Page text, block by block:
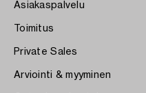
Asiakaspalvelu
Toimitus
Private Sales
Arviointi & myyminen